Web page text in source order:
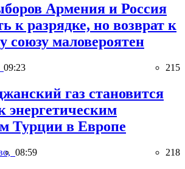
Армения и Россия
к разрядке, но возврат к
союзу маловероятен
09:23 215
газ становится
энергетическим
Турции в Европе
08:59 218